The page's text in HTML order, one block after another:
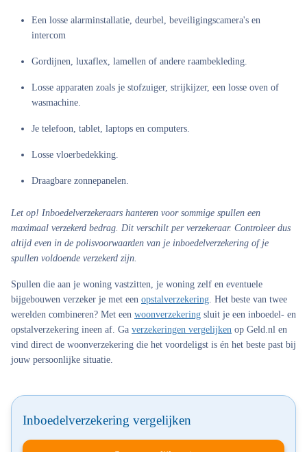
Een losse alarminstallatie, deurbel, beveiligingscamera's en
intercom
Gordijnen, luxaflex, lamellen of andere raambekleding.
Losse apparaten zoals je stofzuiger, strijkijzer, een losse oven of
wasmachine.
Je telefoon, tablet, laptops en computers.
Losse vloerbedekking.
Draagbare zonnepanelen.
Let op! Inboedelverzekeraars hanteren voor sommige spullen een
maximaal verzekerd bedrag. Dit verschilt per verzekeraar. Controleer dus
altijd even in de polisvoorwaarden van je inboedelverzekering of je
spullen voldoende verzekerd zijn.
Spullen die aan je woning vastzitten, je woning zelf en eventuele
bijgebouwen verzeker je met een opstalverzekering. Het beste van twee
werelden combineren? Met een woonverzekering sluit je een inboedel- en
opstalverzekering ineen af. Ga verzekeringen vergelijken op Geld.nl en
vind direct de woonverzekering die het voordeligst is én het beste past bij
jouw persoonlijke situatie.
Inboedelverzekering vergelijken